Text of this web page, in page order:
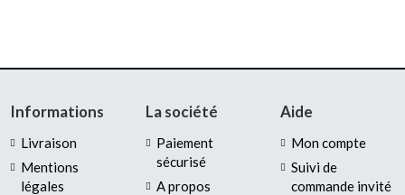
Informations
Livraison
Mentions
légales
La société
Paiement
sécurisé
A propos
Aide
Mon compte
Suivi de
commande invité